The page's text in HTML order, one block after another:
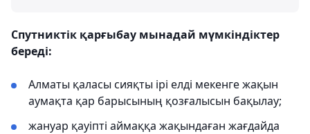
Спутниктік қарғыбау мынадай мүмкіндіктер
береді:
Алматы қаласы сияқты ірі елді мекенге жақын
аумақта қар барысының қозғалысын бақылау;
жануар қауіпті аймаққа жақындаған жағдайда